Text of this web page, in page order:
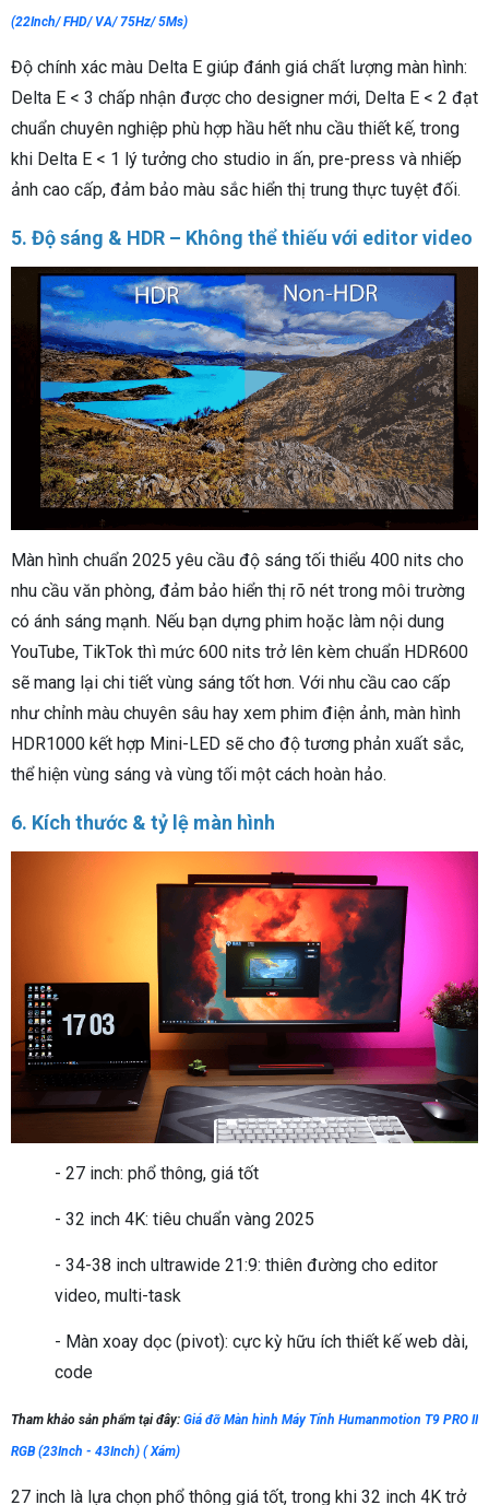
(22Inch/ FHD/ VA/ 75Hz/ 5Ms)
Độ chính xác màu Delta E giúp đánh giá chất lượng màn hình:
Delta E < 3 chấp nhận được cho designer mới, Delta E < 2 đạt
chuẩn chuyên nghiệp phù hợp hầu hết nhu cầu thiết kế, trong
khi Delta E < 1 lý tưởng cho studio in ấn, pre-press và nhiếp
ảnh cao cấp, đảm bảo màu sắc hiển thị trung thực tuyệt đối.
5. Độ sáng & HDR – Không thể thiếu với editor video
Màn hình chuẩn 2025 yêu cầu độ sáng tối thiểu 400 nits cho
nhu cầu văn phòng, đảm bảo hiển thị rõ nét trong môi trường
có ánh sáng mạnh. Nếu bạn dựng phim hoặc làm nội dung
YouTube, TikTok thì mức 600 nits trở lên kèm chuẩn HDR600
sẽ mang lại chi tiết vùng sáng tốt hơn. Với nhu cầu cao cấp
như chỉnh màu chuyên sâu hay xem phim điện ảnh, màn hình
HDR1000 kết hợp Mini-LED sẽ cho độ tương phản xuất sắc,
thể hiện vùng sáng và vùng tối một cách hoàn hảo.
6. Kích thước & tỷ lệ màn hình
- 27 inch: phổ thông, giá tốt
- 32 inch 4K: tiêu chuẩn vàng 2025
- 34-38 inch ultrawide 21:9: thiên đường cho editor
video, multi-task
- Màn xoay dọc (pivot): cực kỳ hữu ích thiết kế web dài,
code
Tham khảo sản phẩm tại đây: Giá đỡ Màn hình Máy Tính Humanmotion T9 PRO II
RGB (23Inch - 43Inch) ( Xám)
27 inch là lựa chọn phổ thông giá tốt, trong khi 32 inch 4K trở